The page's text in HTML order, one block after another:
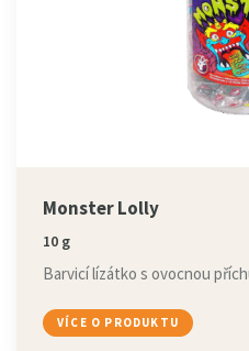
Monster Lolly
10 g
Barvicí lízátko s ovocnou
VÍCE O PRODUKTU